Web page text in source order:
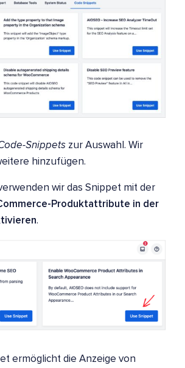
Snippets zur Auswahl. Wir
hinzufügen.
wir das Snippet mit der
Produktattribute in der
.
ermöglicht die Anzeige von